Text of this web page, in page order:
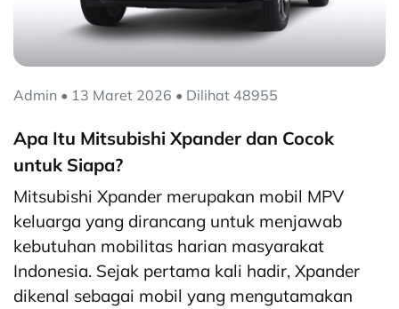
Admin • 13 Maret 2026 • Dilihat 48955
Apa Itu Mitsubishi Xpander dan Cocok
untuk Siapa?
Mitsubishi Xpander merupakan mobil MPV
keluarga yang dirancang untuk menjawab
kebutuhan mobilitas harian masyarakat
Indonesia. Sejak pertama kali hadir, Xpander
dikenal sebagai mobil yang mengutamakan